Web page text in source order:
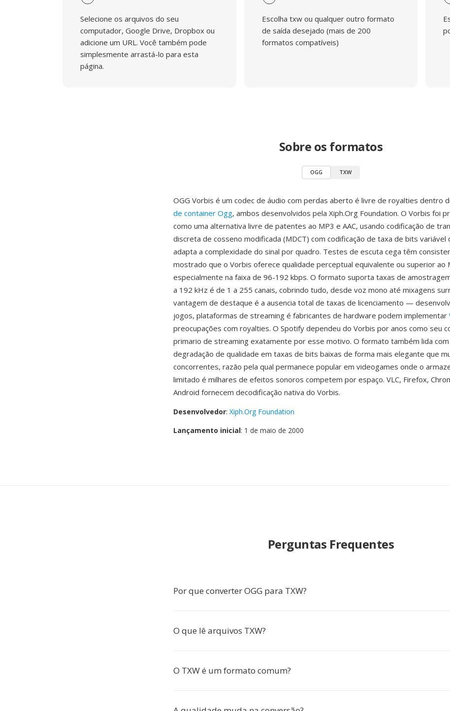
Selecione os arquivos do seu
computador, Google Drive, Dropbox ou
adicione um URL. Você também pode
simplesmente arrastá-lo para esta
página.
Escolha txw ou qualquer outro formato
de saída desejado (mais de 200
formatos compatíveis)
Sobre os formatos
OGG TXW
OGG Vorbis é um codec de áudio com perdas aberto é livre de royalties dentro
de container Ogg, ambos desenvolvidos pela Xiph.Org Foundation. O Vorbis foi
como uma alternativa livre de patentes ao MP3 e AAC, usando codificação de
discreta de cosseno modificada (MDCT) com codificação de taxa de bits variável
adapta a complexidade do sinal por quadro. Testes de escuta cega têm
mostrado que o Vorbis oferece qualidade perceptual equivalente ou superior ao
especialmente na faixa de 96-192 kbps. O formato suporta taxas de
a 192 kHz é de 1 a 255 canais, cobrindo tudo, desde voz mono até mixagens
vantagem de destaque é a ausencia total de taxas de licenciamento —
jogos, plataformas de streaming é fabricantes de hardware podem implementar
preocupações com royalties. O Spotify dependeu do Vorbis por anos como seu
primario de streaming exatamente por esse motivo. O formato também lida com
degradação de qualidade em taxas de bits baixas de forma mais elegante que
concorrentes, razão pela qual permanece popular em videogames onde o
limitado é milhares de efeitos sonoros competem por espaço. VLC, Firefox,
Android fornecem decodificação nativa do Vorbis.
Desenvolvedor: Xiph.Org Foundation
Lançamento inicial: 1 de maio de 2000
Perguntas Frequentes
Por que converter OGG para TXW?
O que lê arquivos TXW?
O TXW é um formato comum?